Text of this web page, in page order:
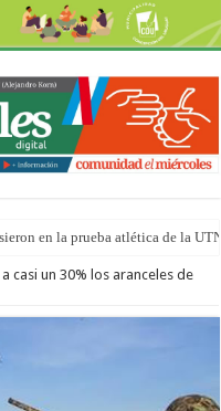
en la prueba atlética de la
casi un 30% los aranceles de